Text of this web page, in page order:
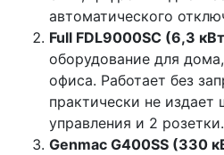
автоматического
Full FDL9000SC (6,3
оборудование для
офиса. Работает без
практически не
управления и 2 розетки.
Genmac G400SS (330